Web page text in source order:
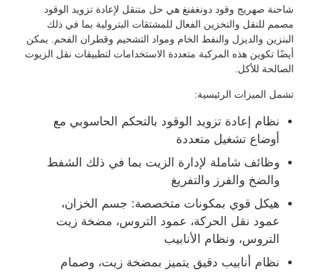
شاحنة ناقلة زيت الوقود
شاحنة تنظيف الصرف الصحي
مبردة صندوق شاحنة
شاحنة قمامة ذراع الزناد
أجزاء مركبة خاصة
شاحنة صهريج وقود دونغفنغ هي حل متنقل لإعادة تزويد الوقود
مصمم للنقل والتخزين الفعال للمشتقات البترولية بما في ذلك
البنزين والديزل والنفط الخام ومواد التشحيم وقطران الفحم. يمكن
أيضًا تكوين هذه المركبة متعددة الاستخدامات لتطبيقات نقل الزيوت
الصالحة للأكل.
تشمل الميزات الرئيسية:
نظام إعادة تزويد الوقود بالتحكم الحاسوبي مع
أوضاع تشغيل متعددة
وظائف شاملة لإدارة الزيت بما في ذلك الشفط
والضخ والفرز والتفريغ
هيكل قوي بمكونات متخصصة: جسم الخزان،
عمود نقل الحركة، عمود التروس، مضخة زيت
التروس، ونظام الأنابيب
نظام أنابيب دقيق يتميز بمضخة زيت، وصمام